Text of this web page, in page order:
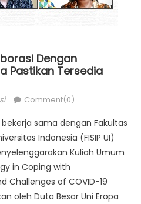
Dengan
Pastikan Tersedia
Comment(0)
sama dengan Fakultas
Indonesia (FISIP UI)
Kuliah Umum
in Coping with
Challenges of COVID-19
oleh Duta Besar Uni Eropa